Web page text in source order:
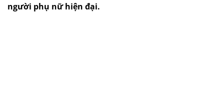
người phụ nữ hiện đại.